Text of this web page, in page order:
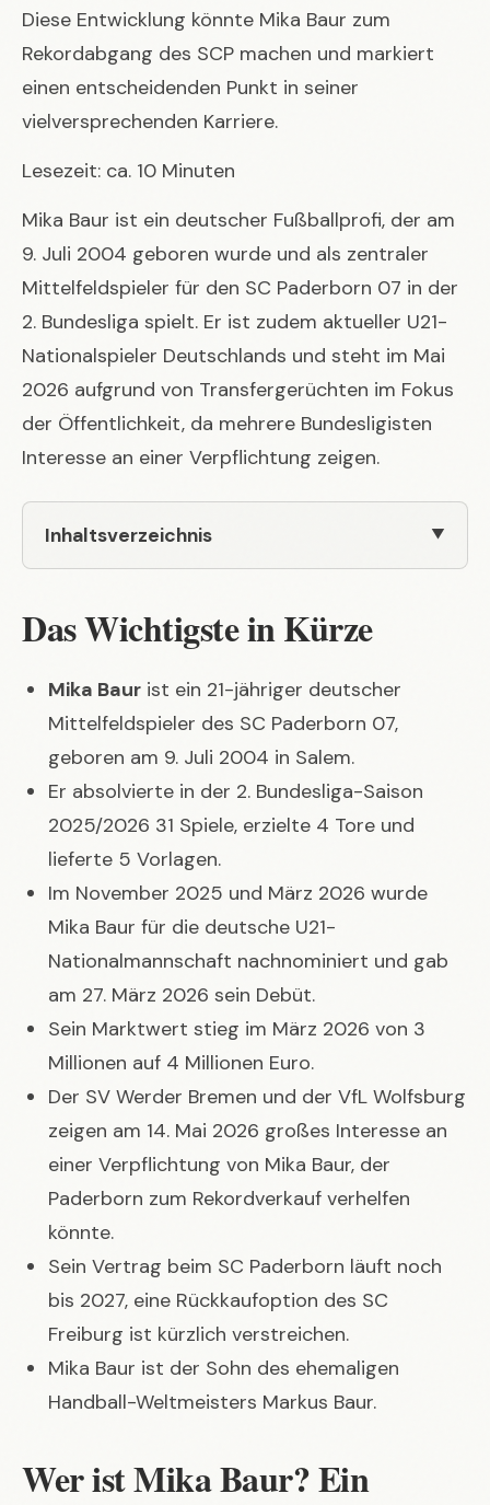
Diese Entwicklung könnte Mika Baur zum
Rekordabgang des SCP machen und markiert
einen entscheidenden Punkt in seiner
vielversprechenden Karriere.
Lesezeit: ca. 10 Minuten
Mika Baur ist ein deutscher Fußballprofi, der am
9. Juli 2004 geboren wurde und als zentraler
Mittelfeldspieler für den SC Paderborn 07 in der
2. Bundesliga spielt. Er ist zudem aktueller U21-
Nationalspieler Deutschlands und steht im Mai
2026 aufgrund von Transfergerüchten im Fokus
der Öffentlichkeit, da mehrere Bundesligisten
Interesse an einer Verpflichtung zeigen.
Inhaltsverzeichnis
Das Wichtigste in Kürze
Mika Baur ist ein 21-jähriger deutscher
Mittelfeldspieler des SC Paderborn 07,
geboren am 9. Juli 2004 in Salem.
Er absolvierte in der 2. Bundesliga-Saison
2025/2026 31 Spiele, erzielte 4 Tore und
lieferte 5 Vorlagen.
Im November 2025 und März 2026 wurde
Mika Baur für die deutsche U21-
Nationalmannschaft nachnominiert und gab
am 27. März 2026 sein Debüt.
Sein Marktwert stieg im März 2026 von 3
Millionen auf 4 Millionen Euro.
Der SV Werder Bremen und der VfL Wolfsburg
zeigen am 14. Mai 2026 großes Interesse an
einer Verpflichtung von Mika Baur, der
Paderborn zum Rekordverkauf verhelfen
könnte.
Sein Vertrag beim SC Paderborn läuft noch
bis 2027, eine Rückkaufoption des SC
Freiburg ist kürzlich verstreichen.
Mika Baur ist der Sohn des ehemaligen
Handball-Weltmeisters Markus Baur.
Wer ist Mika Baur? Ein